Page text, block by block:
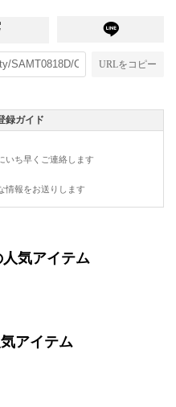
URLをコピー
録ガイド
いち早くご連絡します
情報をお送りします
気アイテム
アイテム